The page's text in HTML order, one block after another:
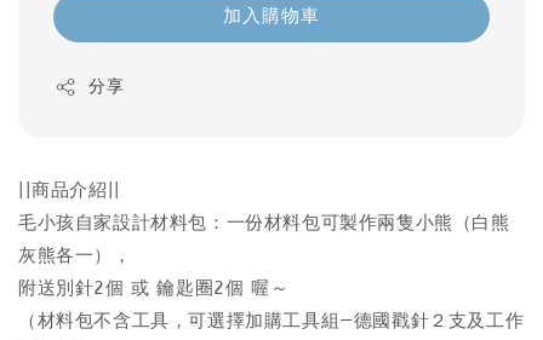
加入購物車
分享
||商品介紹||
毛小孩自家設計材料包：一份材料包可製作兩隻小熊（白熊
灰熊各一），
附送別針2個 或 鑰匙圈2個 喔～
（材料包不含工具，可選擇加購工具組—德國戳針２支及工作